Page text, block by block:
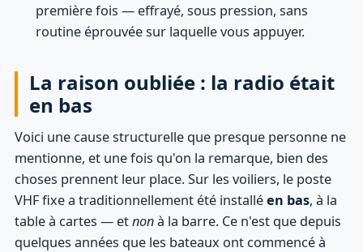
première fois — effrayé, sous pression, sans
routine éprouvée sur laquelle vous appuyer.
La raison oubliée : la radio était
en bas
Voici une cause structurelle que presque personne ne
mentionne, et une fois qu'on la remarque, bien des
choses prennent leur place. Sur les voiliers, le poste
VHF fixe a traditionnellement été installéen bas, à la
table à cartes — etnonà la barre. Ce n'est que depuis
quelques années que les bateaux ont commencé à